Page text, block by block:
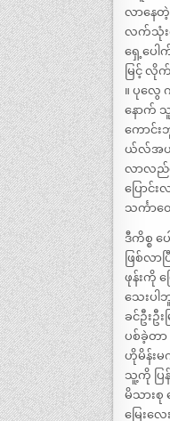
လာနေ
လက်သုံးစ
ရှေ့ပေါ
မြင့် လို
။ ပုလွေ
နောက်
ကောင်း
ယ်လ်အယ်
လာလည်
ပြောင်
သင်္ကာတွ
ဒီကိစ္စ
ဖြစ်လ
ဖုန်းကို
သေးပါ
ခင်ဦးဦ
ပစ်ခဲ့တာ
ဟိုမိန်း
သူ့ကို ပြ
မိသားစု
မြေးလ